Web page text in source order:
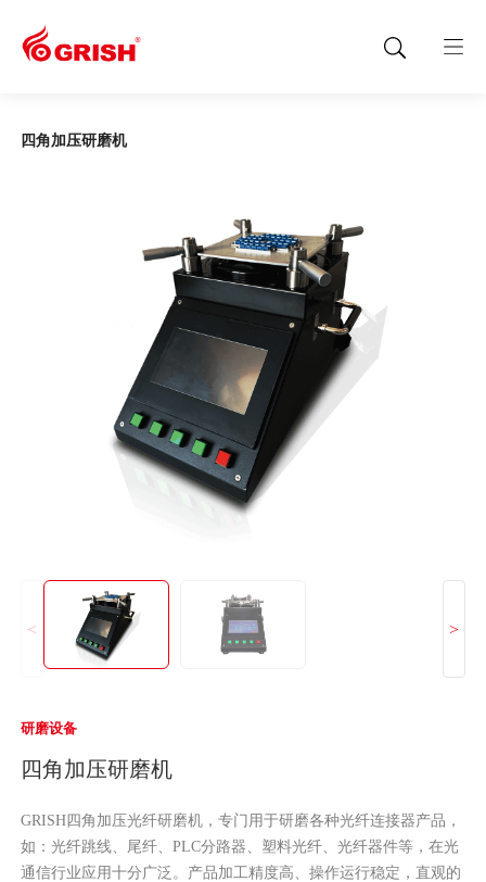
四角加压研磨机
< >
研磨设备
四角加压研磨机
GRISH四角加压光纤研磨机，专门用于研磨各种光纤连接器产品，
如：光纤跳线、尾纤、PLC分路器、塑料光纤、光纤器件等，在光
通信行业应用十分广泛。产品加工精度高、操作运行稳定，直观的